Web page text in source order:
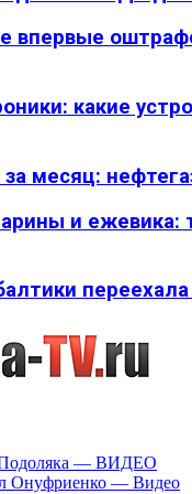
впервые
какие
месяц:
и ежевика:
— ВИДЕО
Онуфриенко — Видео